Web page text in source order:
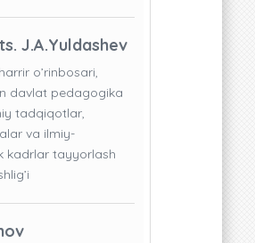
J.A.Yuldashev
o’rinbosari,
davlat pedagogika
tadqiqotlar,
va ilmiy-
kadrlar tayyorlash